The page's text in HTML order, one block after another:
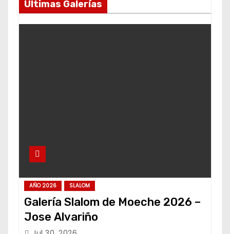
Últimas Galerías
AÑO 2026 SLALOM
Galería Slalom de Moeche 2026 –
Jose Alvariño